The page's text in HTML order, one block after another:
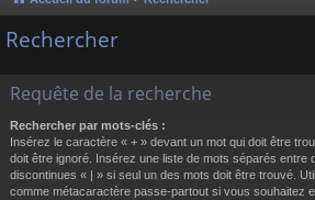
ur
s
m
Rechercher
Requête de la recherche
Rechercher par mots-clés :
Insérez le caractère « + » devant un mot qui doit être
doit être ignoré. Insérez une liste de mots séparés entre
discontinues « | » si seul un des mots doit être trouvé.
comme métacaractère passe-partout si vous souhaitez